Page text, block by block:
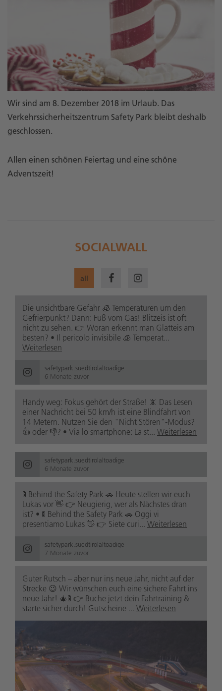
Wir sind am 8. Dezember 2018 im Urlaub. Das
Verkehrssicherheitszentrum Safety Park bleibt deshalb
geschlossen.
Allen einen schönen Feiertag und eine schöne
Adventszeit!
SOCIALWALL
all
Die unsichtbare Gefahr 🧊 Temperaturen um den
Gefrierpunkt? Dann: Fuß vom Gas! Blitzeis ist oft
nicht zu sehen. 👉 Woran erkennt man Glatteis am
besten? • Il pericolo invisibile 🧊 Temperat...
Weiterlesen
safetypark.suedtirolaltoadige
6 Monate zuvor
Handy weg: Fokus gehört der Straße! 📵 Das Lesen
einer Nachricht bei 50 km/h ist eine Blindfahrt von
14 Metern. Nutzen Sie den "Nicht Stören"-Modus?
👍 oder 👎? • Via lo smartphone: La st... Weiterlesen
safetypark.suedtirolaltoadige
6 Monate zuvor
🚦 Behind the Safety Park 🚗 Heute stellen wir euch
Lukas vor 👋 👉 Neugierig, wer als Nächstes dran
ist? • 🚦 Behind the Safety Park 🚗 Oggi vi
presentiamo Lukas 👋 👉 Siete curi... Weiterlesen
safetypark.suedtirolaltoadige
7 Monate zuvor
Guter Rutsch – aber nur ins neue Jahr, nicht auf der
Strecke 😉 Wir wünschen euch eine sichere Fahrt ins
neue Jahr! 🎄🚦 👉 Buche jetzt dein Fahrtraining &
starte sicher durch! Gutscheine ... Weiterlesen